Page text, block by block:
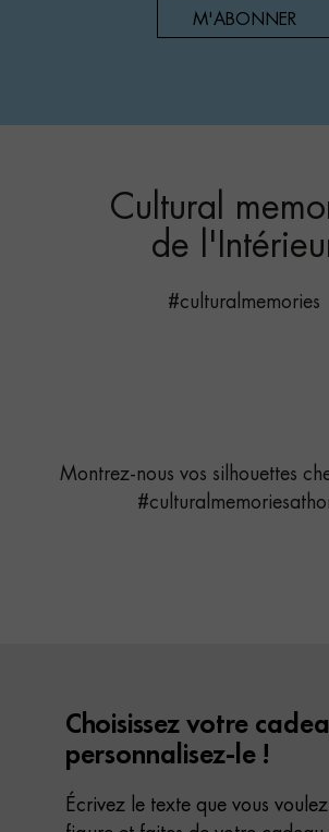
M'ABONNER
Cultural
de
#culturalmemories
Montrez-nous vos silhouettes
Choisissez votre
personnalisez-le !
Écrivez le texte que vous